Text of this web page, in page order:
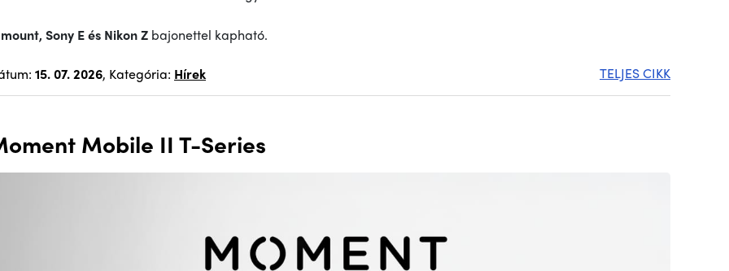
Sony E és Nikon Z bajonettel kapható.
15. 07. 2026, Kategória: Hírek TELJES CIKK
Mobile II T-Series